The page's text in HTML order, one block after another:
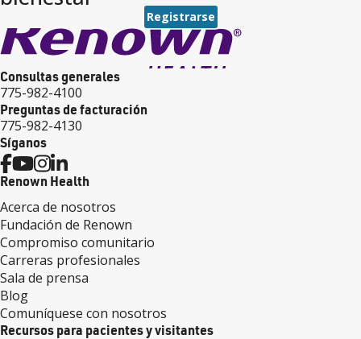
Registrarse
Consultas generales
775-982-4100
Preguntas de facturación
775-982-4130
Síganos
Renown Health
Acerca de nosotros
Fundación de Renown
Compromiso comunitario
Carreras profesionales
Sala de prensa
Blog
Comuníquese con nosotros
Recursos para pacientes y visitantes